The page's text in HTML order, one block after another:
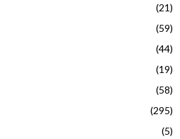
(21)
(59)
(44)
(19)
(58)
(295)
(5)